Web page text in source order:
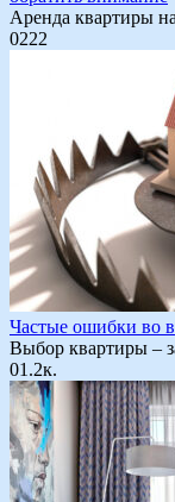
Аренда квартиры
0222
Частые ошибки во
Выбор квартиры –
01.2к.